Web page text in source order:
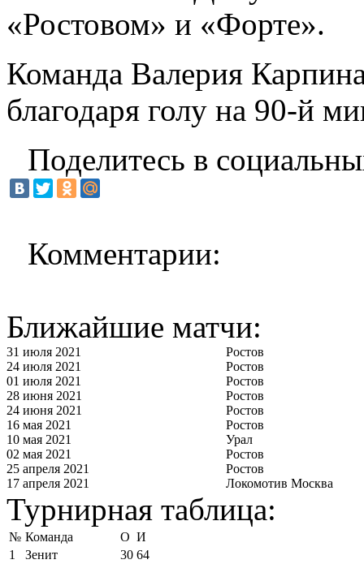
«Ростовом» и «Форте».
Команда Валерия
благодаря голу на 90-й
Поделитесь в
Комментарии:
Ближайшие матчи:
31 июля 2021
Ростов
24 июля 2021
Ростов
01 июля 2021
Ростов
28 июня 2021
Ростов
24 июня 2021
Ростов
16 мая 2021
Ростов
10 мая 2021
Урал
02 мая 2021
Ростов
25 апреля 2021
Ростов
17 апреля 2021
Локомотив Москва
Турнирная таблица:
№ Команда О И
1
Зенит 30 64